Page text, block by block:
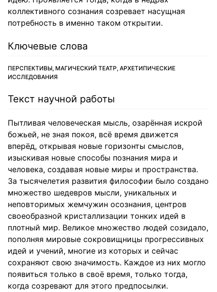
коллективного сознания созревает насущная
потребность в именно таком открытии.
Ключевые слова
ПЕРСПЕКТИВЫ, МАГИЧЕСКИЙ ТЕАТР, АРХЕТИПИЧЕСКИЕ
ИССЛЕДОВАНИЯ
Текст научной работы
Пытливая человеческая мысль, озарённая искрой
божьей, не зная покоя, всё время движется
вперёд, открывая новые горизонты смыслов,
изыскивая новые способы познания мира и
человека, создавая новые миры и пространства.
За тысячелетия развития философии было создано
множество шедевров мысли, уникальных и
неповторимых жемчужин осознания, центров
своеобразной кристаллизации тонких идей в
плотный мир. Великое множество людей созидало,
пополняя мировые сокровищницы прогрессивных
идей и учений, многие из которых и сейчас
сохраняют свою значимость. Каждое из них могло
появиться только в своё время, только тогда,
когда созревают для этого предпосылки.